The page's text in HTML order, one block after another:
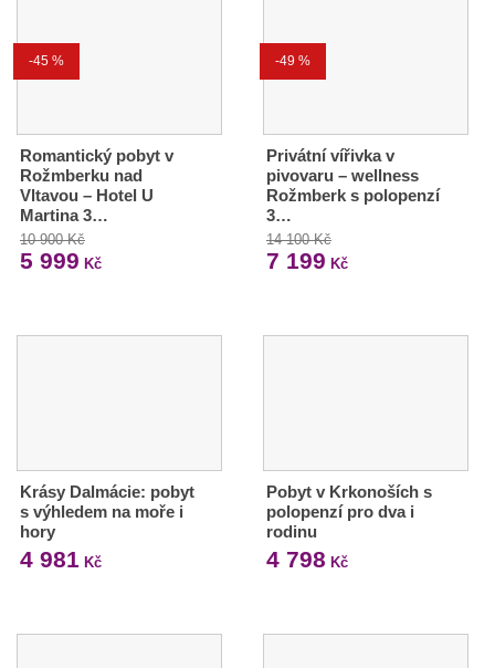
-45 %
Romantický pobyt v
Rožmberku nad
Vltavou – Hotel U
Martina 3…
10 900 Kč
5 999 Kč
-49 %
Privátní vířivka v
pivovaru – wellness
Rožmberk s polopenzí
3…
14 100 Kč
7 199 Kč
Krásy Dalmácie: pobyt
s výhledem na moře i
hory
4 981 Kč
Pobyt v Krkonoších s
polopenzí pro dva i
rodinu
4 798 Kč